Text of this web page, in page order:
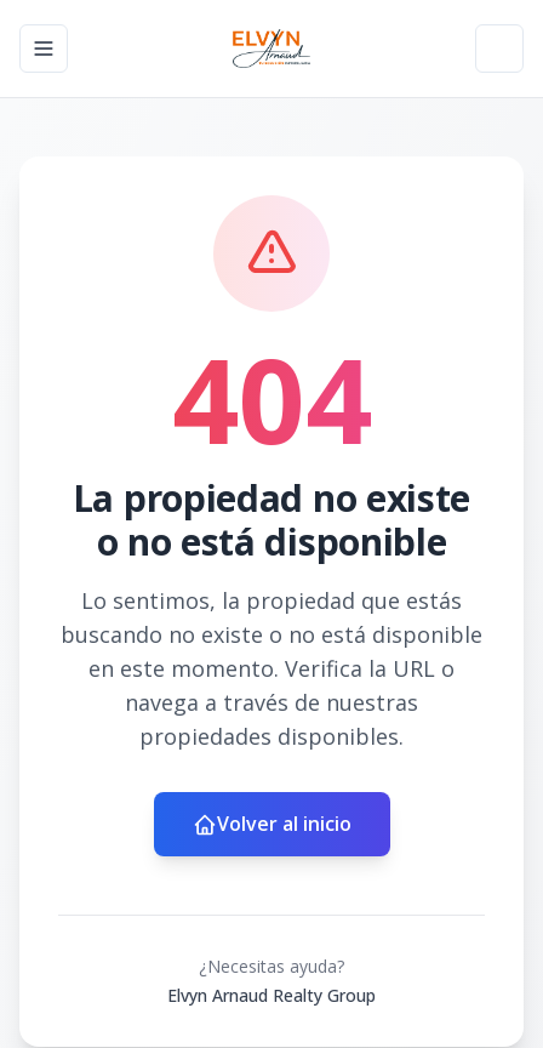
Toggle navigation menu
404
La propiedad no existe
o no está disponible
Lo sentimos, la propiedad que estás
buscando no existe o no está disponible
en este momento. Verifica la URL o
navega a través de nuestras
propiedades disponibles.
Volver al inicio
¿Necesitas ayuda?
Elvyn Arnaud Realty Group